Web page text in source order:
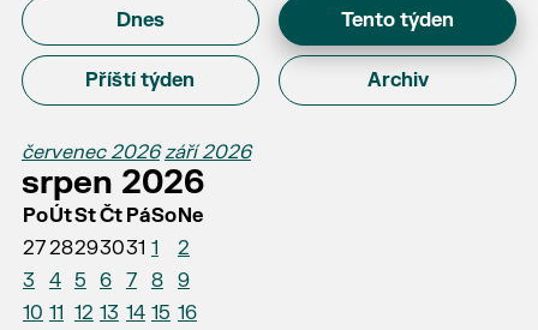
Dnes Tento týden
Příští týden Archiv
červenec 2026 září 2026
srpen 2026
PoÚtStČt PáSoNe
2728293031 1
2
3
4 5 6 7 8
9
10 11 12 13 14 15 16